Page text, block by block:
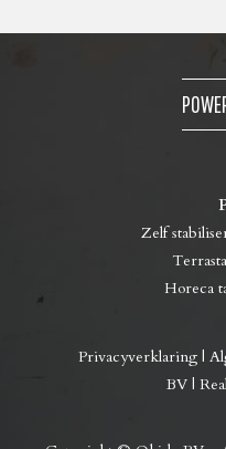
Zelf
Horeca
Privacyverklaring|
BV|